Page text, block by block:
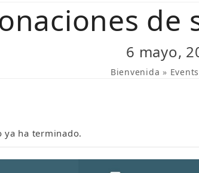
de
6 mayo,
Bienvenida » Events
ya ha terminado.